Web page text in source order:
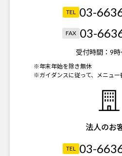
TEL 03-
FAX 03-
受付時間： 9時
※年末年始を除き無休
※ガイダンスに従って、メニュー
法人のお
TEL 03-